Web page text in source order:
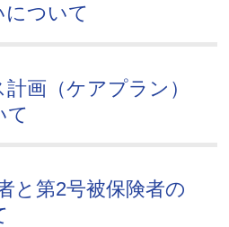
について
画（ケアプラン）
て
と第2号被保険者の